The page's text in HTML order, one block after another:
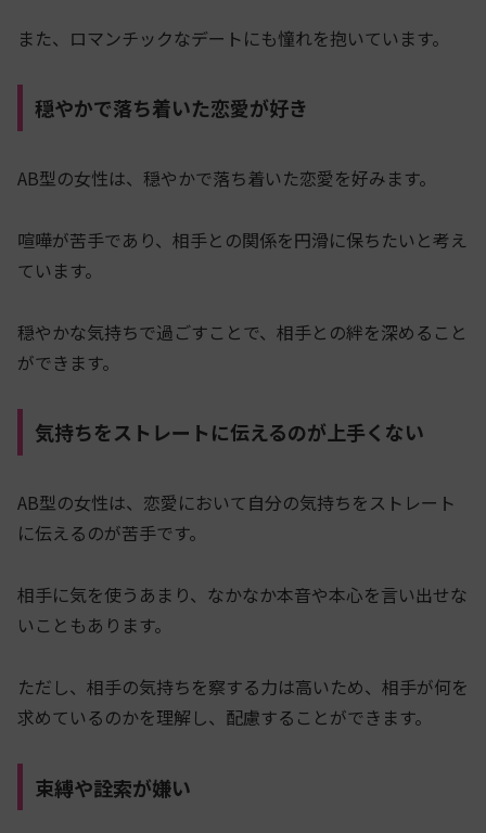
また、ロマンチックなデートにも憧れを抱いています。
穏やかで落ち着いた恋愛が好き
AB型の女性は、穏やかで落ち着いた恋愛を好みます。
喧嘩が苦手であり、相手との関係を円滑に保ちたいと考え
ています。
穏やかな気持ちで過ごすことで、相手との絆を深めること
ができます。
気持ちをストレートに伝えるのが上手くない
AB型の女性は、恋愛において自分の気持ちをストレート
に伝えるのが苦手です。
相手に気を使うあまり、なかなか本音や本心を言い出せな
いこともあります。
ただし、相手の気持ちを察する力は高いため、相手が何を
求めているのかを理解し、配慮することができます。
束縛や詮索が嫌い